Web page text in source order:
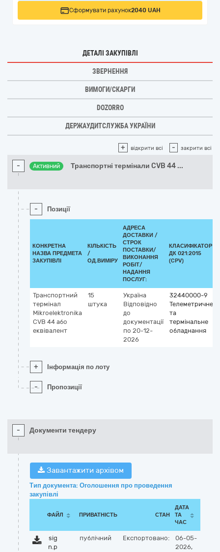
Сформувати рахунок2040 UAH
ДЕТАЛІ ЗАКУПІВЛІ
ЗВЕРНЕННЯ
ВИМОГИ/СКАРГИ
DOZORRO
ДЕРЖАУДИТСЛУЖБА УКРАЇНИ
+ відкрити всі - закрити всі
- Активний Транспортні термінали CVB 44 ...
- Позиції
КОНКРЕТНА
НАЗВА ПРЕДМЕТА
ЗАКУПІВЛІ
КІЛЬКІСТЬ
/
ОД.ВИМІРУ
АДРЕСА
ДОСТАВКИ /
СТРОК
ПОСТАВКИ/
ВИКОНАННЯ
РОБІТ/
НАДАННЯ
ПОСЛУГ:
КЛАСИФІКАТОР
ДК 021:2015
(CPV)
Транспортний
термінал
Mikroelektronika
CVB 44 або
еквівалент
15
штука
Україна
Відповідно
до
документації
по 20-12-
2026
32440000-9
Телеметричне
та
термінальне
обладнання
+ Інформація по лоту
- Пропозиції
- Документи тендеру
Завантажити архівом
Тип документа: Оголошення про проведення
закупівлі
ФАЙЛ ПРИВАТНІСТЬ СТАН
ДАТА
ТА
ЧАС
sig
n.p
публічний Експортовано:
06-05-
2026,